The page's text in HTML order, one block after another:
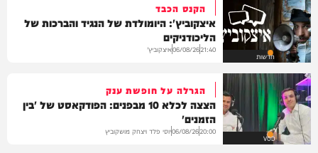
חדשות
הקנס הכבד
איצקוביץ': היומולדת של הנגיד והברכות של
הליכודניקים
21:40
06/08/26איצקוביץ'
VOD
הגרלה על חופשת ענק
הצצה לכלא 10 מבפנים: הפודקאסט של 'בין
הזמנים'
20:00
06/08/26יוסי פלד ויצחק מושקוביץ